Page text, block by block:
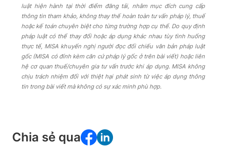
luật hiện hành tại thời điểm đăng tải, nhằm mục đích cung cấp
thông tin tham khảo, không thay thế hoàn toàn tư vấn pháp lý, thuế
hoặc kế toán chuyên biệt cho từng trường hợp cụ thể. Do quy định
pháp luật có thể thay đổi hoặc áp dụng khác nhau tùy tình huống
thực tế, MISA khuyến nghị người đọc đối chiếu văn bản pháp luật
gốc (MISA có đính kèm căn cứ pháp lý gốc ở trên bài viết) hoặc liên
hệ cơ quan thuế/chuyên gia tư vấn trước khi áp dụng. MISA không
chịu trách nhiệm đối với thiệt hại phát sinh từ việc áp dụng thông
tin trong bài viết mà không có sự xác minh phù hợp.
Chia sẻ qua